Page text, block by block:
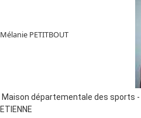
Mélanie PETITBOUT
Maison départementale des sports
ETIENNE